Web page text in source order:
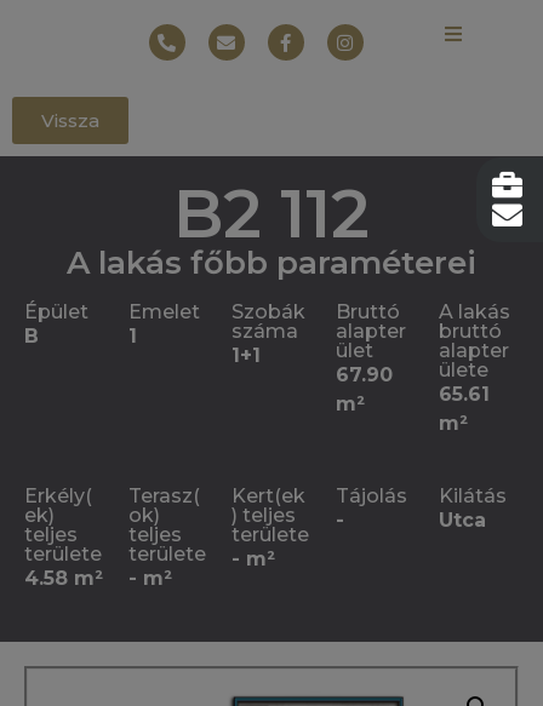
Vissza
B2 112
A lakás főbb paraméterei
Épület
B
Emelet
1
Szobák
száma
1+1
Bruttó
alapter
ület
67.90
m²
A lakás
bruttó
alapter
ülete
65.61
m²
Erkély(
ek)
teljes
területe
4.58 m²
Terasz(
ok)
teljes
területe
- m²
Kert(ek
) teljes
területe
- m²
Tájolás
-
Kilátás
Utca